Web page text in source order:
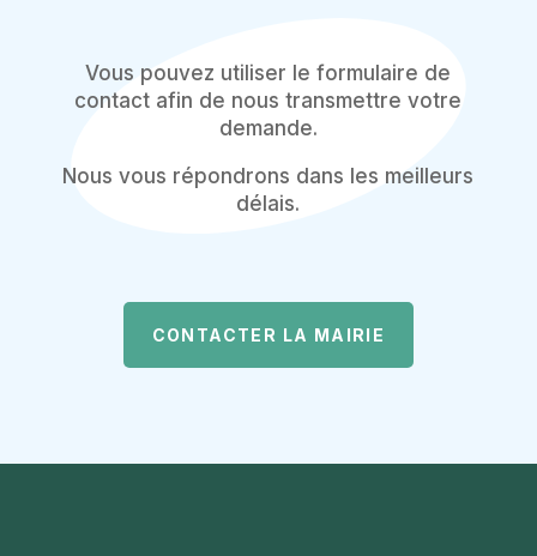
Vous pouvez utiliser le formulaire de
contact afin de nous transmettre votre
demande.
Nous vous répondrons dans les meilleurs
délais.
CONTACTER LA MAIRIE